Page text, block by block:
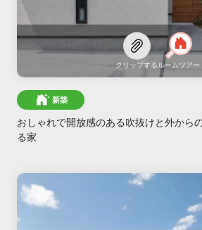
クリップするルームツアー
新築
おしゃれで開放感のある吹抜けと外から
る家